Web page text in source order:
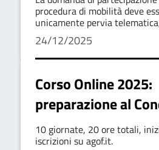
indeterminato,
istruttore
ascritto all’area
del Vigente CCNL -
funzioni locali
procedura di mobilità deve
unicamente pervia
perentorio di 30 (trenta)
giorno successivo alla data
bando
24/12/2025
Corso Online 2025:
preparazione al
Ispettore
10 giornate, 20 ore totali,
iscrizioni su agof.it.